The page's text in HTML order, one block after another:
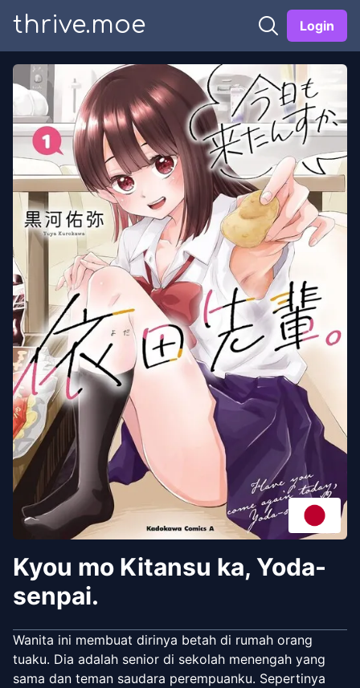
thrive.moe Login
Kyou mo Kitansu ka, Yoda-
senpai.
Wanita ini membuat dirinya betah di rumah orang
tuaku. Dia adalah senior di sekolah menengah yang
sama dan teman saudara perempuanku. Sepertinya